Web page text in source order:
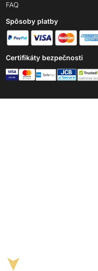
FAQ
Spôsoby platby
Certifikáty bezpečnosti